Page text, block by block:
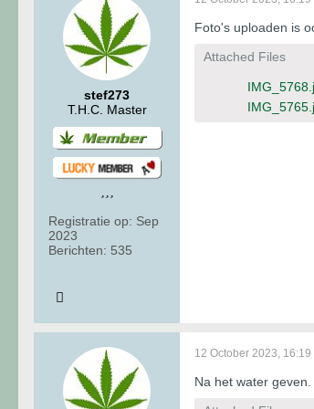
stef273
T.H.C. Master
Registratie op: Sep
2023
Berichten: 535
Foto's uploaden is
Attached Files
12 October 2023, 16:19
Na het water geven.